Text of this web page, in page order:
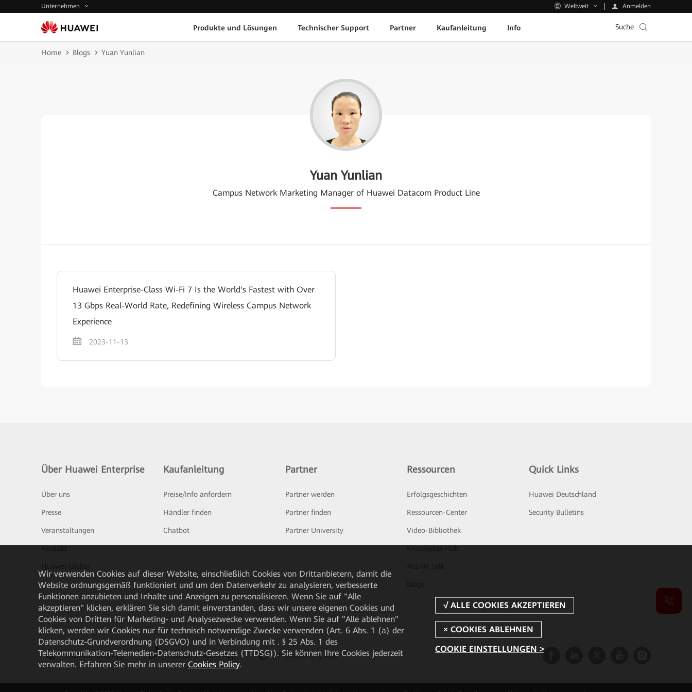
Unternehmen Weltweit Anmelden
Produkte und Lösungen Technischer Support Partner Kaufanleitung Info Suche
Home Blogs Yuan Yunlian
Yuan Yunlian
Campus Network Marketing Manager of Huawei Datacom Product Line
Huawei Enterprise-Class Wi-Fi 7 Is the World's Fastest with Over
13 Gbps Real-World Rate, Redefining Wireless Campus Network
Experience
2023-11-13
Über Huawei Enterprise
Über uns
Presse
Veranstaltungen
Kaufanleitung
Preise/Info anfordern
Händler finden
Chatbot
Partner
Partner werden
Partner finden
Partner University
Ressourcen
Erfolgsgeschichten
Ressourcen-Center
Video-Bibliothek
Quick Links
Huawei Deutschland
Security Bulletins
HUAWEI eKit App Huawei HiKnow App HUAWEI eFly App
Wir verwenden Cookies auf dieser Website, einschließlich Cookies von Drittanbietern, damit die
Website ordnungsgemäß funktioniert und um den Datenverkehr zu analysieren, verbesserte
Funktionen anzubieten und Inhalte und Anzeigen zu personalisieren. Wenn Sie auf "Alle
akzeptieren" klicken, erklären Sie sich damit einverstanden, dass wir unsere eigenen Cookies und
Cookies von Dritten für Marketing- und Analysezwecke verwenden. Wenn Sie auf "Alle ablehnen"
klicken, werden wir Cookies nur für technisch notwendige Zwecke verwenden (Art. 6 Abs. 1 (a) der
Datenschutz-Grundverordnung (DSGVO) und in Verbindung mit . § 25 Abs. 1 des
Telekommunikation-Telemedien-Datenschutz-Gesetzes (TTDSG)). Sie können Ihre Cookies jederzeit
verwalten. Erfahren Sie mehr in unserer Cookies Policy.
COOKIE EINSTELLUNGEN >